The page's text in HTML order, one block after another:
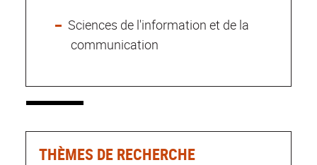
Sciences de l'information et de la
communication
THÈMES DE RECHERCHE